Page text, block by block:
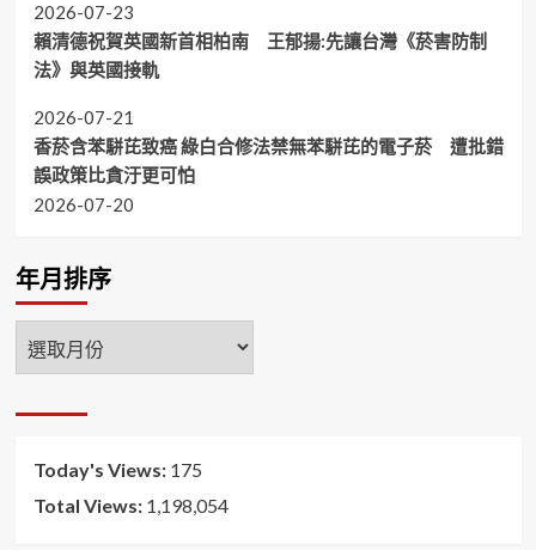
2026-07-23
賴清德祝賀英國新首相柏南 王郁揚:先讓台灣《菸害防制
法》與英國接軌
2026-07-21
香菸含苯駢芘致癌 綠白合修法禁無苯駢芘的電子菸 遭批錯
誤政策比貪汙更可怕
2026-07-20
年月排序
年
月
Today's Views: 175
Total Views: 1,198,054